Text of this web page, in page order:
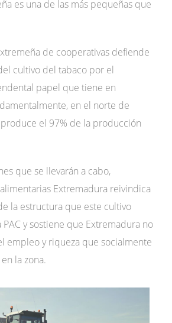
es una de las más pequeñas que
de cooperativas defiende
cultivo del tabaco por el
papel que tiene en
en el norte de
el 97% de la producción
que se llevarán a cabo,
Extremadura reivindica
la estructura que este cultivo
y sostiene que Extremadura no
empleo y riqueza que socialmente
la zona.